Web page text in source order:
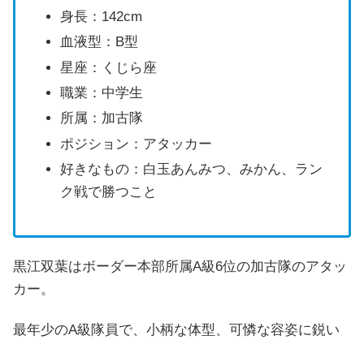
身長：142cm
血液型：B型
星座：くじら座
職業：中学生
所属：加古隊
ポジション：アタッカー
好きなもの：白玉あんみつ、みかん、ラン
ク戦で勝つこと
黒江双葉はボーダー本部所属A級6位の加古隊のアタッ
カー。
最年少のA級隊員で、小柄な体型、可憐な容姿に鋭い